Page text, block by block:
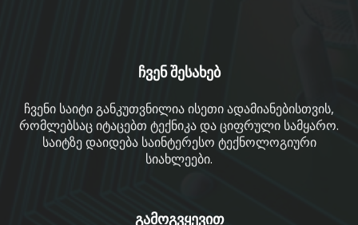
ჩვენ შესახებ
ჩვენი საიტი განკუთვნილია ისეთი ადამიანებისთვის,
რომლებსაც იტაცებთ ტექნიკა და ციფრული სამყარო.
საიტზე დაიდება საინტერესო ტექნოლოგიური
სიახლეები.
გამოგვყევით